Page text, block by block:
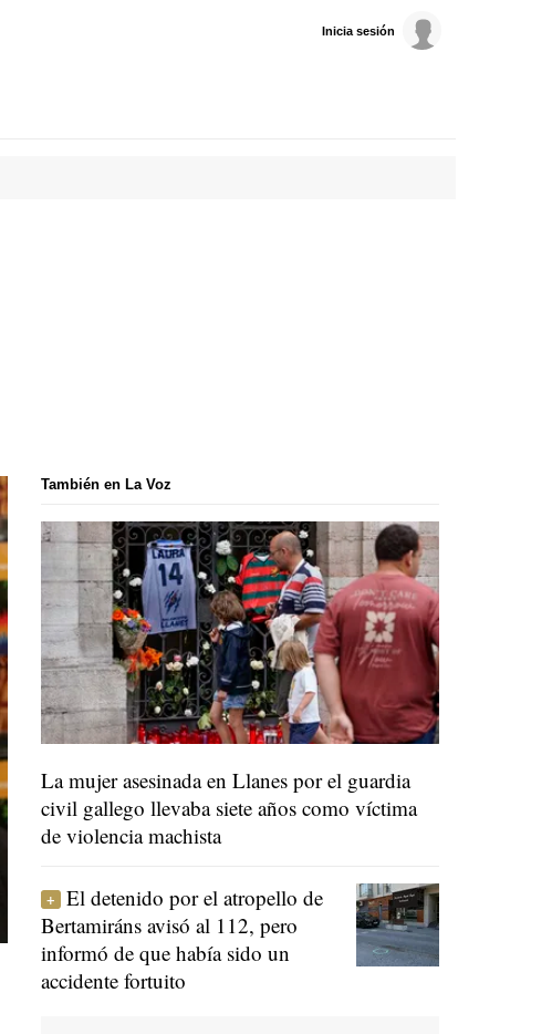
Inicia sesión
También en La Voz
La mujer asesinada en Llanes por el guardia
civil gallego llevaba siete años como víctima
de violencia machista
El detenido por el atropello de
Bertamiráns avisó al 112, pero
informó de que había sido un
accidente fortuito